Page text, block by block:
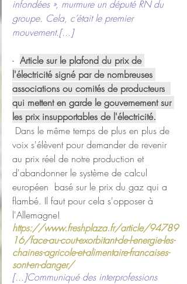
infondées », murmure un député RN du
groupe. Cela, c’était le premier
mouvement.[...]
- Article sur le plafond du prix de
l'électricité signé par de nombreuses
associations ou comités de producteurs
qui mettent en garde le gouvernement sur
les prix insupportables de l'électricité.
voix s'élèvent pour demander de revenir
au prix réel de notre production et
d'abandonner le système de calcul
européen  basé sur le prix du gaz qui a
flambé. Il faut pour cela s'opposer à
l'Allemagne!
https://www.freshplaza.fr/article/94789
16/face-au-cout-exorbitant-de-l-energie-les-
chaines-agricole-et-alimentaire-francaises-
sont-en-danger/
[...]Communiqué des interprofessions